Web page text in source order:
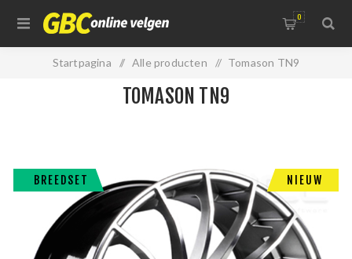
0
Startpagina / Alle producten / Tomason TN9
BREEDSET NIEUW
TOMASON TN9